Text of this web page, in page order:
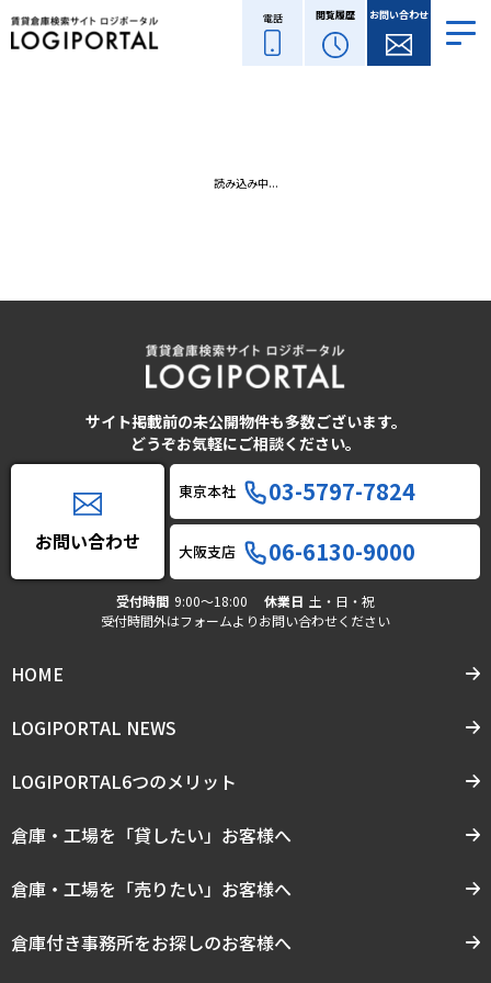
電話 閲覧履歴 お問い合わせ
読み込み中...
サイト掲載前の未公開物件も多数ございます。
どうぞお気軽にご相談ください。
お問い合わせ
東京本社 03-5797-7824
大阪支店 06-6130-9000
受付時間 9:00〜18:00 休業日 土・日・祝
受付時間外はフォームよりお問い合わせください
HOME
LOGIPORTAL NEWS
LOGIPORTAL6つのメリット
倉庫・工場を「貸したい」お客様へ
倉庫・工場を「売りたい」お客様へ
倉庫付き事務所をお探しのお客様へ